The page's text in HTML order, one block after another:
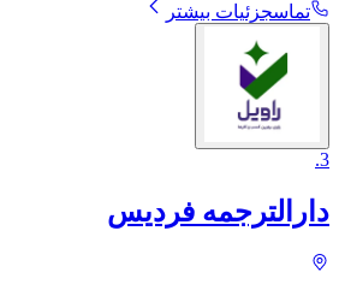
تماسجزئیات بیشتر
3
.
دارالترجمه فردیس